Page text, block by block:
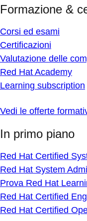
Formazione &
Corsi ed esami
Certificazioni
Valutazione delle
Red Hat Academy
Learning subscription
Vedi le offerte
In primo piano
Red Hat Certified
Red Hat System
Prova Red Hat
Red Hat Certified
Red Hat Certified